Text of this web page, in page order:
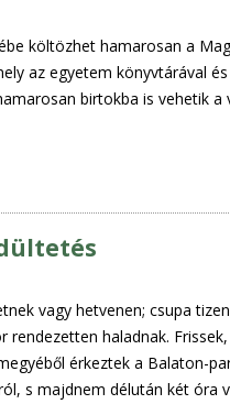
költözhet hamarosan a
az egyetem könyvtárával
birtokba is vehetik a
vagy hetvenen; csupa
haladnak.
érkeztek a Balaton-
s majdnem délután két óra